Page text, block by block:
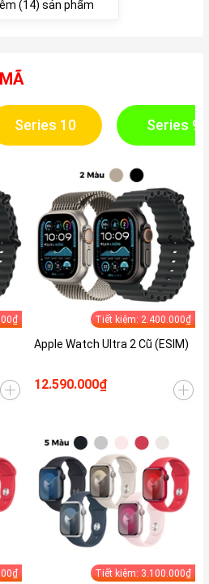
(14) sản phẩm
Series 10 Series 9
Tiết kiệm: 2.400.000₫
Apple Watch Ultra 2 Cũ (ESIM)
12.590.000₫
Tiết kiệm: 3.100.000₫